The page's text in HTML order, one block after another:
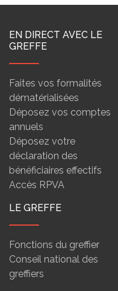
EN DIRECT AVEC LE
GREFFE
Faites vos formalités
dématérialisées
Déposez vos comptes
annuels
Déposez votre
déclaration des
bénéficiaires effectifs
Accès RPVA
LE GREFFE
Fonctions du greffier
Conseil national des
greffiers